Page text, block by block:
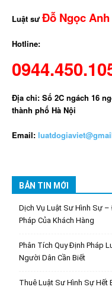
Luật sưĐỗ Ngọc Anh
Hotline:
Địa chỉ: Số 2C ngách 16
thành phố Hà Nội
Email:
BẢN TIN MỚI
Dịch Vụ Luật Sư Hình Sự –
Pháp Của Khách Hàng
Phân Tích Quy Định Pháp
Người Dân Cần Biết
Thuê Luật Sư Hình Sự Hết